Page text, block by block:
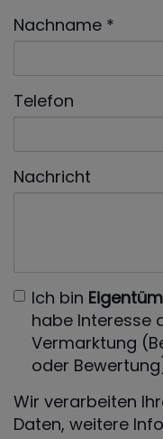
Nachname
Telefon
Nachricht
Ich bin
habe Interesse
Vermarktung
oder
Wir verarbeiten
Daten, weitere